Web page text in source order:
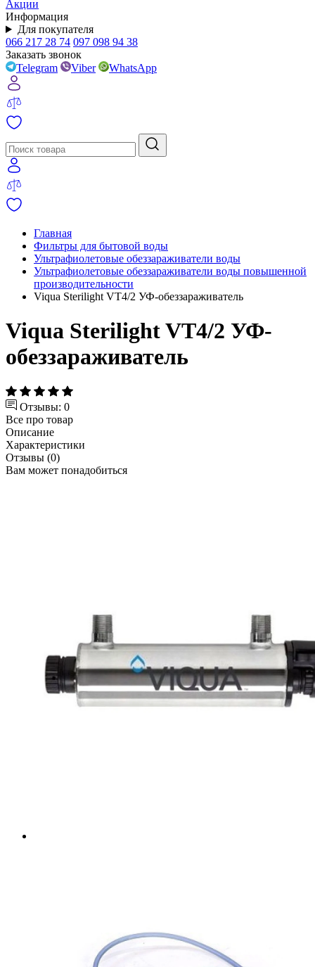
Акции
Информация
Для покупателя
066 217 28 74 097 098 94 38
Заказать звонок
Telegram
Viber WhatsApp
Главная
Фильтры для бытовой воды
Ультрафиолетовые обеззараживатели воды
Ультрафиолетовые обеззараживатели воды повышенной
производительности
Viqua Sterilight VT4/2 УФ-обеззараживатель
Viqua Sterilight VT4/2 УФ-
обеззараживатель
Отзывы: 0
Все про товар
Описание
Характеристики
Отзывы (0)
Вам может понадобиться